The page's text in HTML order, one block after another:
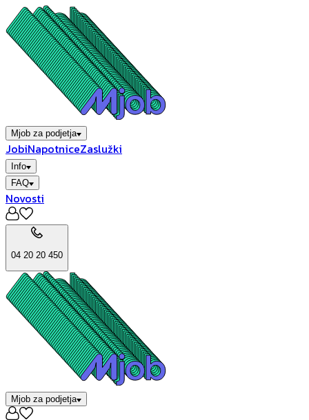
Mjob za podjetja
JobiNapotniceZaslužki
Info
FAQ
Novosti
04 20 20 450
Mjob za podjetja